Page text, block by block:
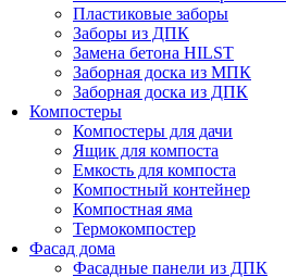
Пластиковые заборы
Заборы из ДПК
Замена бетона HILST
Заборная доска из МПК
Заборная доска из ДПК
Компостеры
Компостеры для дачи
Ящик для компоста
Емкость для компоста
Компостный контейнер
Компостная яма
Термокомпостер
Фасад дома
Фасадные панели из ДПК